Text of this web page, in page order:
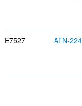
E7527 ATN-224